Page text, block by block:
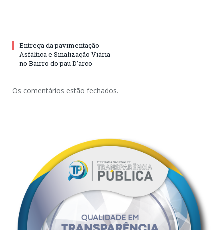
Entrega da pavimentação
Asfáltica e Sinalização Viária
no Bairro do pau D’arco
Os comentários estão fechados.